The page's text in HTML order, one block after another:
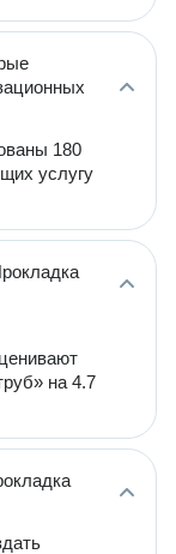
180
услугу
на 4.7